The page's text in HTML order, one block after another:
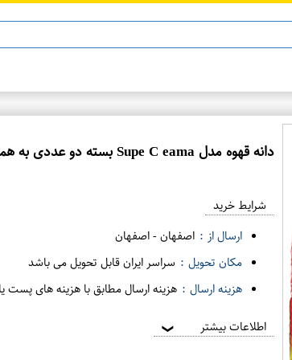
دانه قهوه مدل Supe C eama بسته دو عددی به همراه پودر قهوه پالومبینی
شرایط خرید
ارسال از : اصفهان-اصفهان
مکان تحویل : سراسر ایران قابل تحویل می باشد
هزینه ارسال : هزینه ارسال مطابق با هزینه های پست
اطلاعات بیشتر ❯